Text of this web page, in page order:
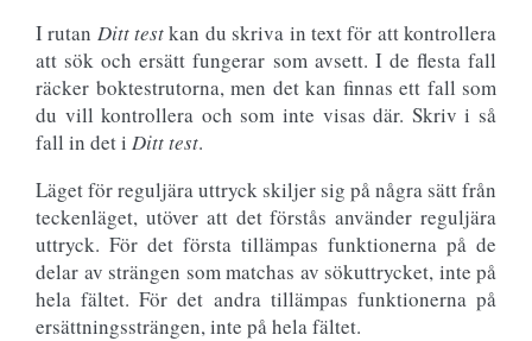
I rutan Ditt testkan du skriva in text för att kontrollera
att sök och ersätt fungerar som avsett. I de flesta fall
räcker boktestrutorna, men det kan finnas ett fall som
du vill kontrollera och som inte visas där. Skriv i så
fall in det i Ditt test.
Läget för reguljära uttryck skiljer sig på några sätt från
teckenläget, utöver att det förstås använder reguljära
uttryck. För det första tillämpas funktionerna på de
delar av strängen som matchas av sökuttrycket, inte på
hela fältet. För det andra tillämpas funktionerna på
ersättningssträngen, inte på hela fältet.